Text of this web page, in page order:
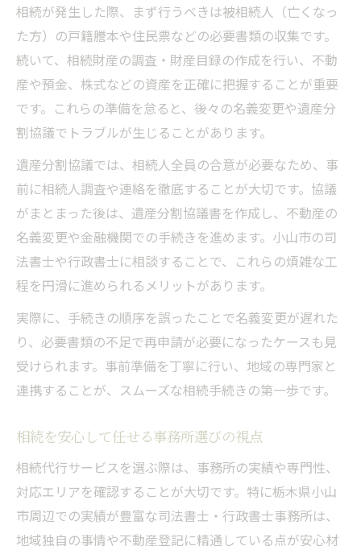
相続相談を通じて家族の絆を深める方法
初めてでも安心な相続支援の選び方
初めての相続で押さえたい基本の流れ
口コミや評判で分かる相続事務所の実力
相続に強い専門家と連携するメリット
専門家に頼る相続で安心を手に入れる
相続を専門家に任せるべき理由とは
司法書士や行政書士の相続支援内容
相続代行で得られる安心サポート体験
相続相談による手続きトラブル回避術
専門家による相続支援の対応事例集
相続の悩み解決へ導く相談活用術
相続相談のメリットと活用ポイント
無料相談から始める相続手続きの第一歩
相続手続きの不安を専門家に相談する効果
相続に関わるお悩み相談の進め方
円満相続に役立つ実践的な準備方法
相続が発生した際、まず行うべきは被相続人（亡くなっ
た方）の戸籍謄本や住民票などの必要書類の収集です。
続いて、相続財産の調査・財産目録の作成を行い、不動
産や預金、株式などの資産を正確に把握することが重要
です。これらの準備を怠ると、後々の名義変更や遺産分
割協議でトラブルが生じることがあります。
遺産分割協議では、相続人全員の合意が必要なため、事
前に相続人調査や連絡を徹底することが大切です。協議
がまとまった後は、遺産分割協議書を作成し、不動産の
名義変更や金融機関での手続きを進めます。小山市の司
法書士や行政書士に相談することで、これらの煩雑な工
程を円滑に進められるメリットがあります。
実際に、手続きの順序を誤ったことで名義変更が遅れた
り、必要書類の不足で再申請が必要になったケースも見
受けられます。事前準備を丁寧に行い、地域の専門家と
連携することが、スムーズな相続手続きの第一歩です。
相続を安心して任せる事務所選びの視点
相続代行サービスを選ぶ際は、事務所の実績や専門性、
対応エリアを確認することが大切です。特に栃木県小山
市周辺での実績が豊富な司法書士・行政書士事務所は、
地域独自の事情や不動産登記に精通している点が安心材